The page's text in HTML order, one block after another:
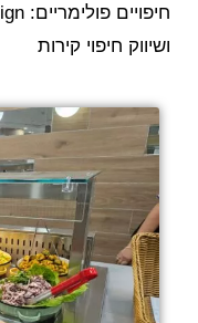
ושיווק חיפוי קירות